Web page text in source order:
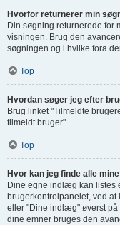
Hvorfor returnerer min
Din søgning returnerede for
visningen. Brug den
søgningen og i hvilke fora
Top
Hvordan søger jeg efter
Brug linket "Tilmeldte
tilmeldt bruger".
Top
Hvor kan jeg finde alle
Dine egne indlæg kan listes
brugerkontrolpanelet, ved
eller "Dine indlæg" øverst på
dine emner bruges den